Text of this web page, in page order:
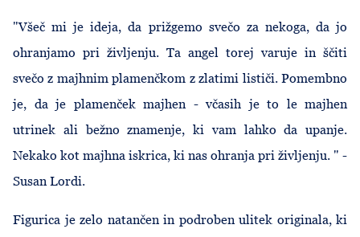
"Všeč mi je ideja, da prižgemo svečo za nekoga, da jo
ohranjamo pri življenju. Ta angel torej varuje in ščiti
svečo z majhnim plamenčkom z zlatimi lističi. Pomembno
je, da je plamenček majhen - včasih je to le majhen
utrinek ali bežno znamenje, ki vam lahko da upanje.
Nekako kot majhna iskrica, ki nas ohranja pri življenju. " -
Susan Lordi.
Figurica je zelo natančen in podroben ulitek originala, ki